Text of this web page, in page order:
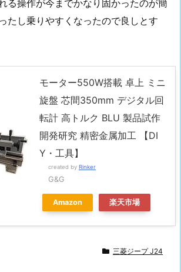
る操作が今までかなり固かったのが簡
たし乗りやすくなったので良しとす
モーター550W搭載 卓上 ミニ
旋盤 芯間350mm デジタル回
転計 高トルク BLU 製品試作
開発研究 精密金属加工 【DI
Y・工具】
created by Rinker
G&G
Amazon 楽天市場
三菱ジープ J24